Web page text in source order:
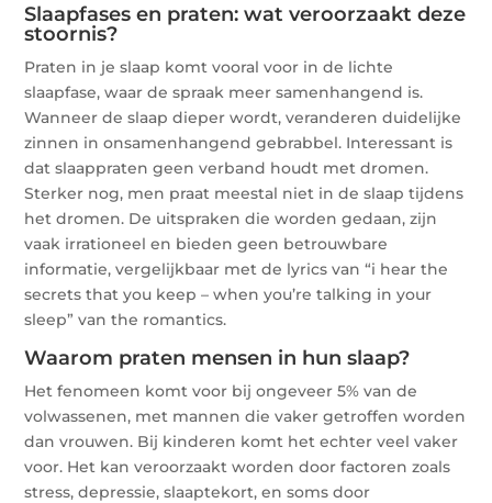
Slaapfases en praten: wat veroorzaakt deze
stoornis?
Praten in je slaap komt vooral voor in de lichte
slaapfase, waar de spraak meer samenhangend is.
Wanneer de slaap dieper wordt, veranderen duidelijke
zinnen in onsamenhangend gebrabbel. Interessant is
dat slaappraten geen verband houdt met dromen.
Sterker nog, men praat meestal niet in de slaap tijdens
het dromen. De uitspraken die worden gedaan, zijn
vaak irrationeel en bieden geen betrouwbare
informatie, vergelijkbaar met de lyrics van “i hear the
secrets that you keep – when you’re talking in your
sleep” van the romantics.
Waarom praten mensen in hun slaap?
Het fenomeen komt voor bij ongeveer 5% van de
volwassenen, met mannen die vaker getroffen worden
dan vrouwen. Bij kinderen komt het echter veel vaker
voor. Het kan veroorzaakt worden door factoren zoals
stress, depressie, slaaptekort, en soms door